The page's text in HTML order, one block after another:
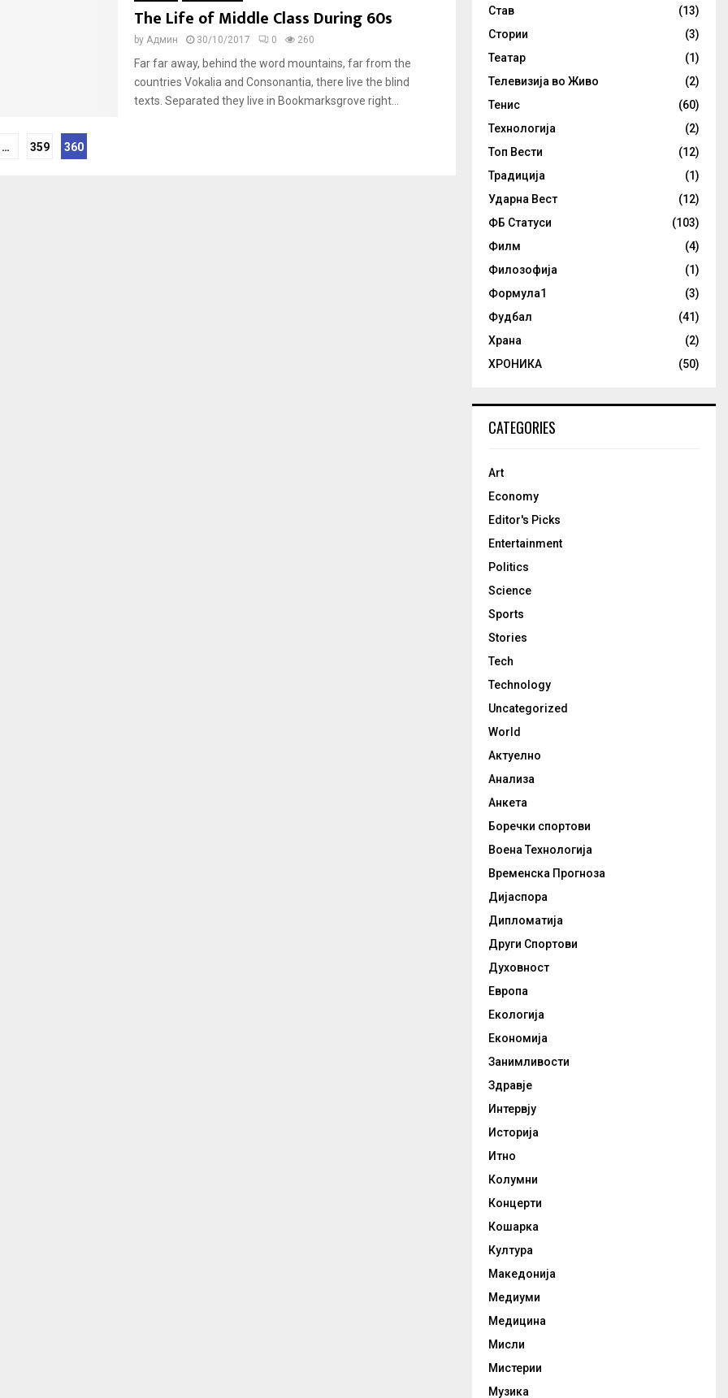
The Life of Middle Class During 60s
by Админ 30/10/2017 0 260
Far far away, behind the word mountains, far from the
countries Vokalia and Consonantia, there live the blind
texts. Separated they live in Bookmarksgrove right...
… 359 360
Став
(13)
Стории
(3)
Театар
(1)
Телевизија во Живо
(2)
Тенис
(60)
Технологија
(2)
Топ Вести
(12)
Традиција
(1)
Ударна Вест
(12)
ФБ Статуси
(103)
Филм
(4)
Филозофија
(1)
Формула1
(3)
Фудбал
(41)
Храна
(2)
ХРОНИКА
(50)
CATEGORIES
Art
Economy
Editor's Picks
Entertainment
Politics
Science
Sports
Stories
Tech
Technology
Uncategorized
World
Актуелно
Анализа
Анкета
Боречки спортови
Воена Технологија
Временска Прогноза
Дијаспора
Дипломатија
Други Спортови
Духовност
Европа
Екологија
Економија
Занимливости
Здравје
Интервју
Историја
Итно
Колумни
Концерти
Кошарка
Култура
Македонија
Медиуми
Медицина
Мисли
Мистерии
Музика